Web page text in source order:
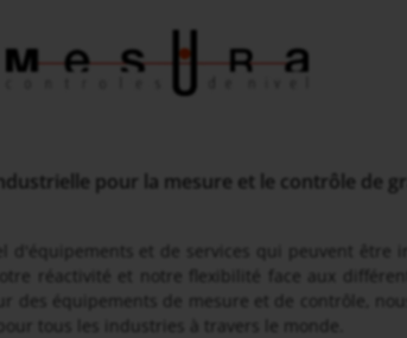
pour la mesure et le contrôle de
et de services qui peuvent être
réactivité et notre flexibilité face aux
équipements de mesure et de contrôle,
tous les industries à travers le monde.